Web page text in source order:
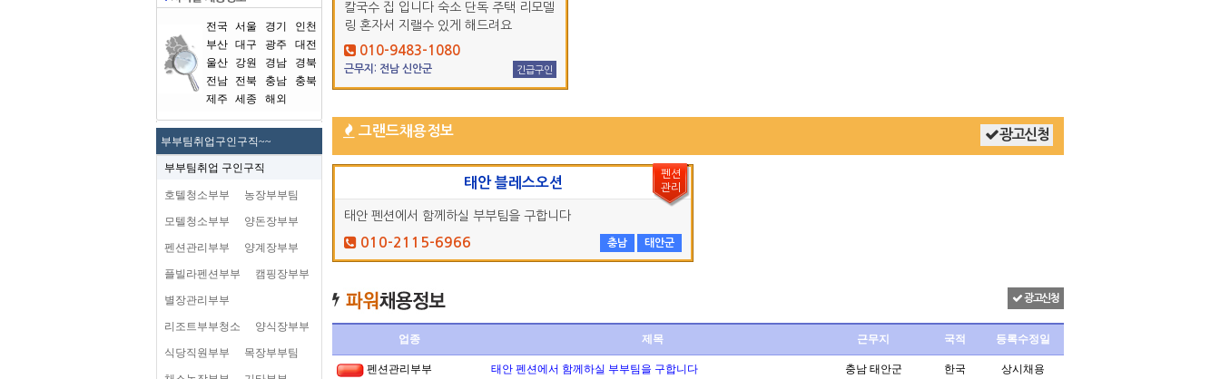
전국 서울 경기
인천
부산 대구 광주
대전
울산
강원 경남
경북
전남
전북 충남
충북
제주
세종 해외
부부팀취업구인구직~~
부부팀취업 구인구직
호텔청소부부 농장부부팀
모텔청소부부 양돈장부부
펜션관리부부 양계장부부
플빌라펜션부부 캠핑장부부
별장관리부부
리조트부부청소 양식장부부
식당직원부부 목장부부팀
칼국수 집 입니다 숙소 단독 주택 리모델
링 혼자서 지랠수 있게 해드려요
010-9483-1080
근무지: 전남 신안군 긴급구인
그랜드채용정보 광고신청
태안 블레스오션
태안 펜션에서 함께하실 부부팀을 구합니다
010-2115-6966 충남 태안군
펜션
관리
광고신청
업종 제목 근무지 국적 등록수정일
펜션관리부부 태안 펜션에서 함께하실 부부팀을 구합니다 충남 태안군 한국 상시채용